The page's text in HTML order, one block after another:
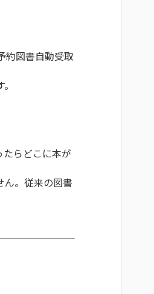
約図書自動受取
らどこに本が
ん。従来の図書